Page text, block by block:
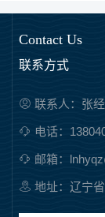
Contact Us
联系方式
联系人：张
电话：
邮箱：
地址：辽宁